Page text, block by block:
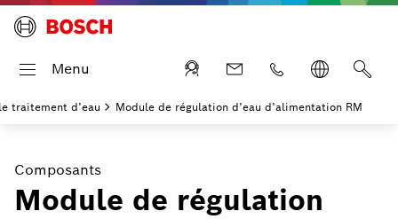
Menu
traitement d’eau Module de régulation d’eau d’alimentation RM
Composants
Module de régulation